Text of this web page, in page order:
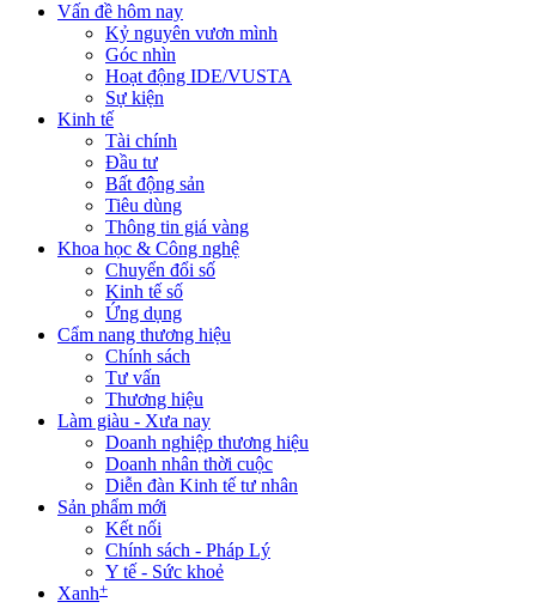
Vấn đề hôm nay
Kỷ nguyên vươn mình
Góc nhìn
Hoạt động IDE/VUSTA
Sự kiện
Kinh tế
Tài chính
Đầu tư
Bất động sản
Tiêu dùng
Thông tin giá vàng
Khoa học & Công nghệ
Chuyển đổi số
Kinh tế số
Ứng dụng
Cẩm nang thương hiệu
Chính sách
Tư vấn
Thương hiệu
Làm giàu - Xưa nay
Doanh nghiệp thương hiệu
Doanh nhân thời cuộc
Diễn đàn Kinh tế tư nhân
Sản phẩm mới
Kết nối
Chính sách - Pháp Lý
Y tế - Sức khoẻ
Xanh+